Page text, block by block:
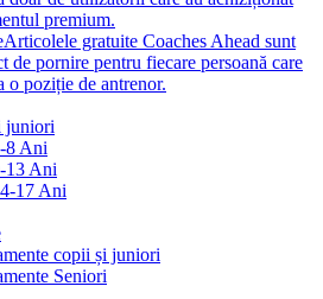
premium.
Articolele gratuite Coaches Ahead sunt
de pornire pentru fiecare persoană care
o poziție de antrenor.
juniori
8 Ani
13 Ani
17 Ani
copii și juniori
Seniori